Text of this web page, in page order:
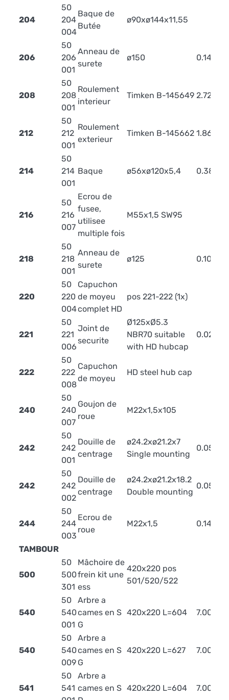
204
50
204
004
Baque de
Butée
ø90xø144x11,55
206
50
206
001
Anneau de
surete
ø150 0.14
208
50
208
001
Roulement
interieur
Timken B-145649 2.72
212
50
212
001
Roulement
exterieur
Timken B-145662 1.86
214
50
214
001
Baque ø56xø120x5,4 0.38
216
50
216
007
Ecrou de
fusee,
utilisee
multiple fois
M55x1,5 SW95
218
50
218
001
Anneau de
surete
ø125 0.10
220
50
220
004
Capuchon
de moyeu
complet HD
pos 221-222 (1x)
221
50
221
006
Joint de
securite
Ø125xØ5.3
NBR70 suitable
with HD hubcap
0.02
222
50
222
008
Capuchon
de moyeu
HD steel hub cap
240
50
240
007
Goujon de
roue
M22x1,5x105
242
50
242
001
Douille de
centrage
ø24.2xø21.2x7
Single mounting
0.05
242
50
242
002
Douille de
centrage
ø24.2xø21.2x18.2
Double mounting
0.05
244
50
244
003
Ecrou de
roue
M22x1,5 0.14
TAMBOUR
500
50
500
301
Mâchoire de
frein kit une
ess
420x220 pos
501/520/522
540
50
540
001
Arbre a
cames en S
G
420x220 L=604 7.00
540
50
540
009
Arbre a
cames en S
G
420x220 L=627 7.00
541
50
541
Arbre a
cames en S 420x220 L=604 7.00